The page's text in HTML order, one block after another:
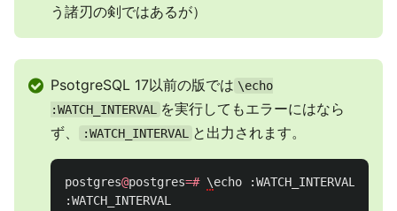
う諸刃の剣ではあるが）
PsotgreSQL 17以前の版では \echo
:WATCH_INTERVAL
を実行してもエラーにはなら
ず、
:WATCH_INTERVAL と出力されます。
postgres@postgres=# \echo :WATCH_INTERVAL
:WATCH_INTERVAL